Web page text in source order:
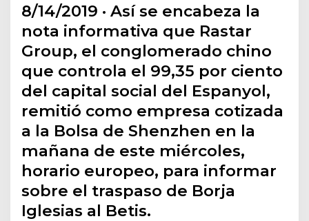
8/14/2019 · Así se encabeza la
nota informativa que Rastar
Group, el conglomerado chino
que controla el 99,35 por ciento
del capital social del Espanyol,
remitió como empresa cotizada
a la Bolsa de Shenzhen en la
mañana de este miércoles,
horario europeo, para informar
sobre el traspaso de Borja
Iglesias al Betis.